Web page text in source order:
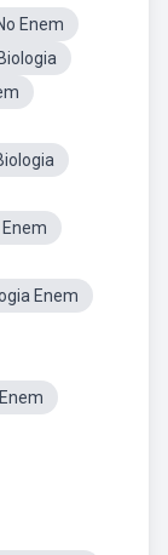
Enem
Enem